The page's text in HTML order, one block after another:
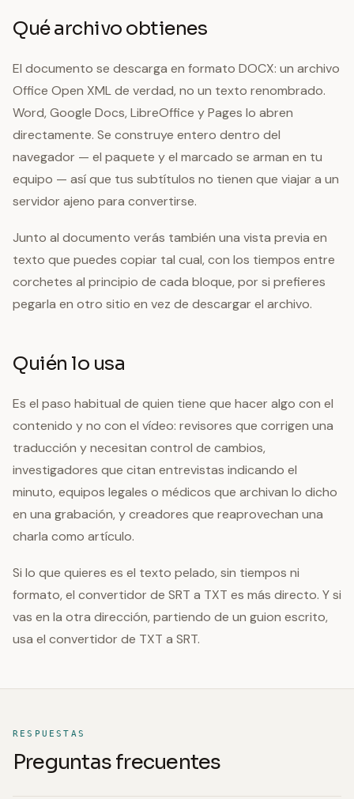
Qué archivo obtienes
El documento se descarga en formato DOCX: un archivo
Office Open XML de verdad, no un texto renombrado.
Word, Google Docs, LibreOffice y Pages lo abren
directamente. Se construye entero dentro del
navegador — el paquete y el marcado se arman en tu
equipo — así que tus subtítulos no tienen que viajar a un
servidor ajeno para convertirse.
Junto al documento verás también una vista previa en
texto que puedes copiar tal cual, con los tiempos entre
corchetes al principio de cada bloque, por si prefieres
pegarla en otro sitio en vez de descargar el archivo.
Quién lo usa
Es el paso habitual de quien tiene que hacer algo con el
contenido y no con el vídeo: revisores que corrigen una
traducción y necesitan control de cambios,
investigadores que citan entrevistas indicando el
minuto, equipos legales o médicos que archivan lo dicho
en una grabación, y creadores que reaprovechan una
charla como artículo.
Si lo que quieres es el texto pelado, sin tiempos ni
formato, el convertidor de SRT a TXT es más directo. Y si
vas en la otra dirección, partiendo de un guion escrito,
usa el convertidor de TXT a SRT.
RESPUESTAS
Preguntas frecuentes